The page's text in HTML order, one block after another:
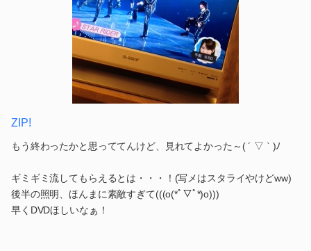
ZIP!
もう終わったかと思っててんけど、見れてよかった～( ´ ▽ ` )ﾉ
ギミギミ流してもらえるとは・・・！(写メはスタライやけどww)
後半の照明、ほんまに素敵すぎて(((o(*ﾟ▽ﾟ*)o)))
早くDVDほしいなぁ！